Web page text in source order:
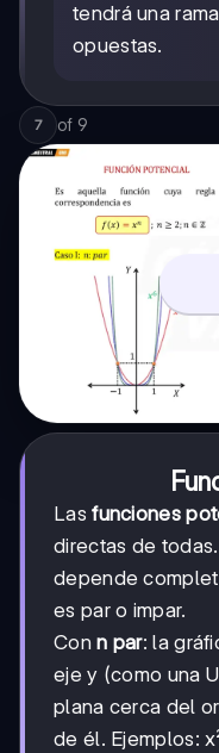
tendrá una
opuestas.
7 of 9
Lasfunciones
directas de
depende
es par o impar.
Conn par: la
eje y (como una
plana cerca del
de él. Ejemplos: